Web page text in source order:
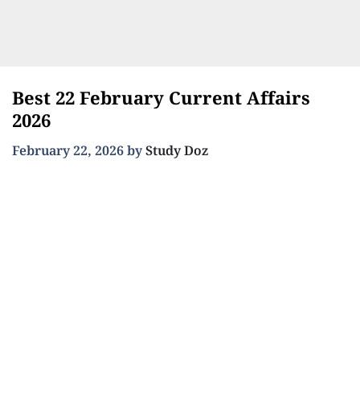
Best 22 February Current Affairs
2026
February 22, 2026byStudy Doz